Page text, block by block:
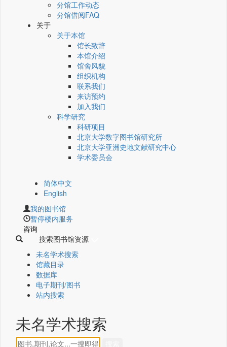
分馆工作动态
分馆借阅FAQ
关于
关于本馆
馆长致辞
本馆介绍
馆舍风貌
组织机构
联系我们
来访预约
加入我们
科学研究
科研项目
北京大学数字图书馆研究所
北京大学亚洲史地文献研究中心
学术委员会
简体中文
English
我的图书馆
暂停楼内服务
咨询
搜索图书馆资源
未名学术搜索
馆藏目录
数据库
电子期刊/图书
站内搜索
未名学术搜索